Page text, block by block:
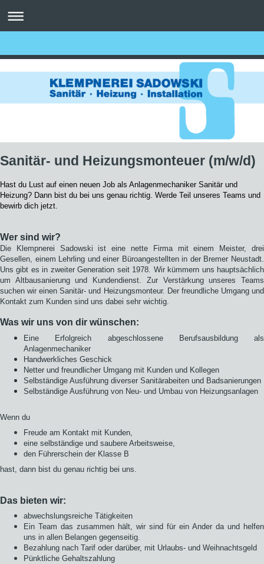
Sanitär- und Heizungsmonteuer (m/w/d)
Hast du Lust auf einen neuen Job als Anlagenmechaniker Sanitär und
Heizung? Dann bist du bei uns genau richtig. Werde Teil unseres Teams und
bewirb dich jetzt.
Wer sind wir?
Die Klempnerei Sadowski ist eine nette Firma mit einem Meister, drei
Gesellen, einem Lehrling und einer Büroangestellten in der Bremer Neustadt.
Uns gibt es in zweiter Generation seit 1978. Wir kümmern uns hauptsächlich
um Altbausanierung und Kundendienst. Zur Verstärkung unseres Teams
suchen wir einen Sanitär- und Heizungsmonteur. Der freundliche Umgang und
Kontakt zum Kunden sind uns dabei sehr wichtig.
Was wir uns von dir wünschen:
Eine Erfolgreich abgeschlossene Berufsausbildung als
Anlagenmechaniker
Handwerkliches Geschick
Netter und freundlicher Umgang mit Kunden und Kollegen
Selbständige Ausführung diverser Sanitärabeiten und Badsanierungen
Selbständige Ausführung von Neu- und Umbau von Heizungsanlagen
Wenn du
Freude am Kontakt mit Kunden,
eine selbständige und saubere Arbeitsweise,
den Führerschein der Klasse B
hast, dann bist du genau richtig bei uns.
Das bieten wir:
abwechslungsreiche Tätigkeiten
Ein Team das zusammen hält, wir sind für ein Ander da und helfen
uns in allen Belangen gegenseitig.
Bezahlung nach Tarif oder darüber, mit Urlaubs- und Weihnachtsgeld
Pünktliche Gehaltszahlung